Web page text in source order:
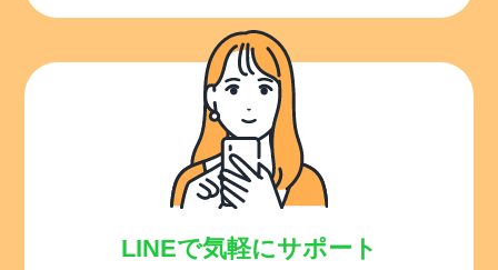
LINEで気軽にサポート